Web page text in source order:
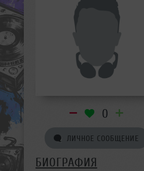
0
ЛИЧНОЕ СООБЩЕНИЕ
БИОГРАФИЯ